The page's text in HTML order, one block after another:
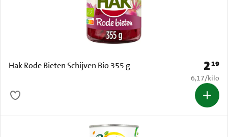
Hak Rode Bieten Schijven Bio 355 g Prijs:
219
€ 6,17 per
6,17/kilo